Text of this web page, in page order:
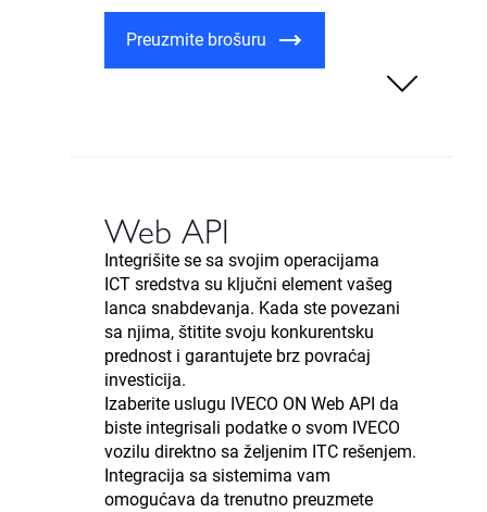
Preuzmite brošuru
Web API
Integrišite se sa svojim operacijama
ICT sredstva su ključni element vašeg
lanca snabdevanja. Kada ste povezani
sa njima, štitite svoju konkurentsku
prednost i garantujete brz povraćaj
investicija.
Izaberite uslugu IVECO ON Web API da
biste integrisali podatke o svom IVECO
vozilu direktno sa željenim ITC rešenjem.
Integracija sa sistemima vam
omogućava da trenutno preuzmete